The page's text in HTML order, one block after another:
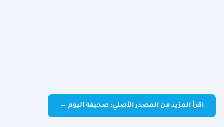
اقرأ المزيد من المصدر الأصلي: صحيفة اليوم ←